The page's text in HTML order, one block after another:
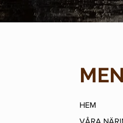
HEM
VÅRA